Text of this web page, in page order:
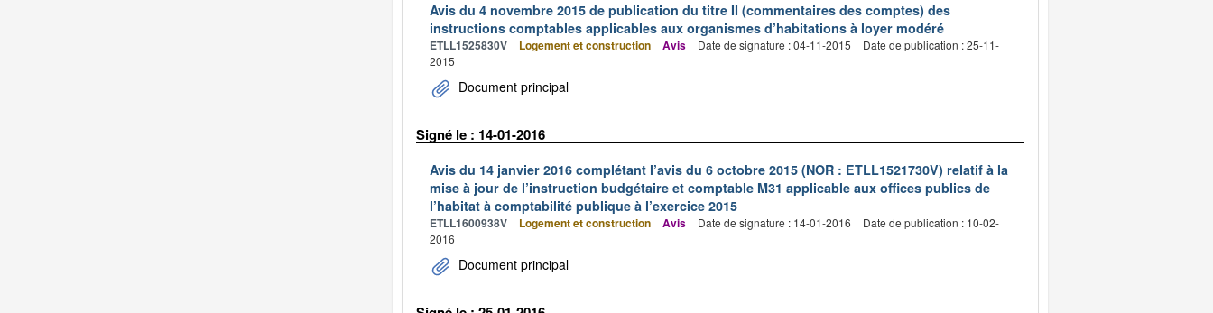
Avis du 4 novembre 2015 de publication du titre II (commentaires des comptes) des
instructions comptables applicables aux organismes d’habitations à loyer modéré
ETLL1525830V Logement et construction Avis Date de signature : 04-11-2015
Date de publication : 25-11-
2015
Document principal
Signé le : 14-01-2016
Avis du 14 janvier 2016 complétant l’avis du 6 octobre 2015 (NOR : ETLL1521730V) relatif à la
mise à jour de l’instruction budgétaire et comptable M31 applicable aux offices publics de
l’habitat à comptabilité publique à l’exercice 2015
ETLL1600938V Logement et construction Avis Date de signature : 14-01-2016
Date de publication : 10-02-
2016
Document principal